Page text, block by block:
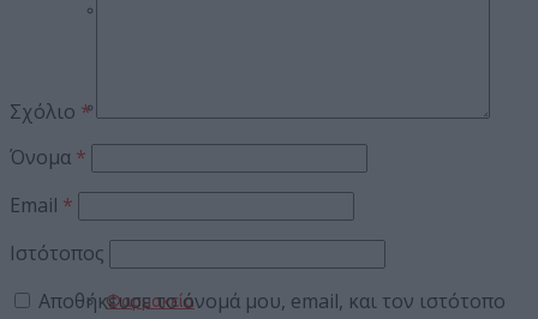
Φαρμακεία
Σχόλιο *
Όνομα *
Email *
Ιστότοπος
Αποθήκευσε το όνομά μου, email, και τον ιστότοπο